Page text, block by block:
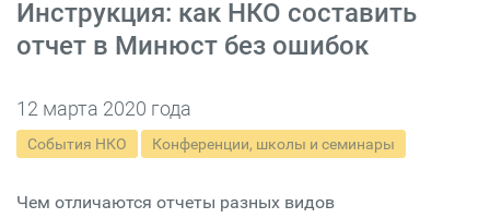
Инструкция: как НКО составить
отчет в Минюст без ошибок
12 марта 2020 года
События НКО Конференции, школы и семинары
Чем отличаются отчеты разных видов